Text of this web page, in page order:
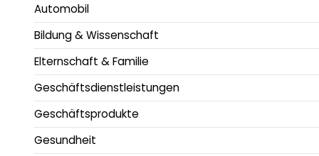
Automobil
Bildung & Wissenschaft
Elternschaft & Familie
Geschäftsdienstleistungen
Geschäftsprodukte
Gesundheit